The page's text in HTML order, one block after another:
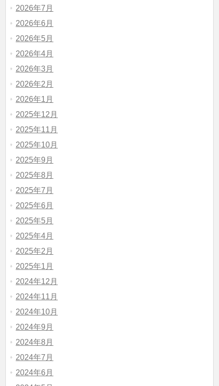
2026年7月
2026年6月
2026年5月
2026年4月
2026年3月
2026年2月
2026年1月
2025年12月
2025年11月
2025年10月
2025年9月
2025年8月
2025年7月
2025年6月
2025年5月
2025年4月
2025年2月
2025年1月
2024年12月
2024年11月
2024年10月
2024年9月
2024年8月
2024年7月
2024年6月